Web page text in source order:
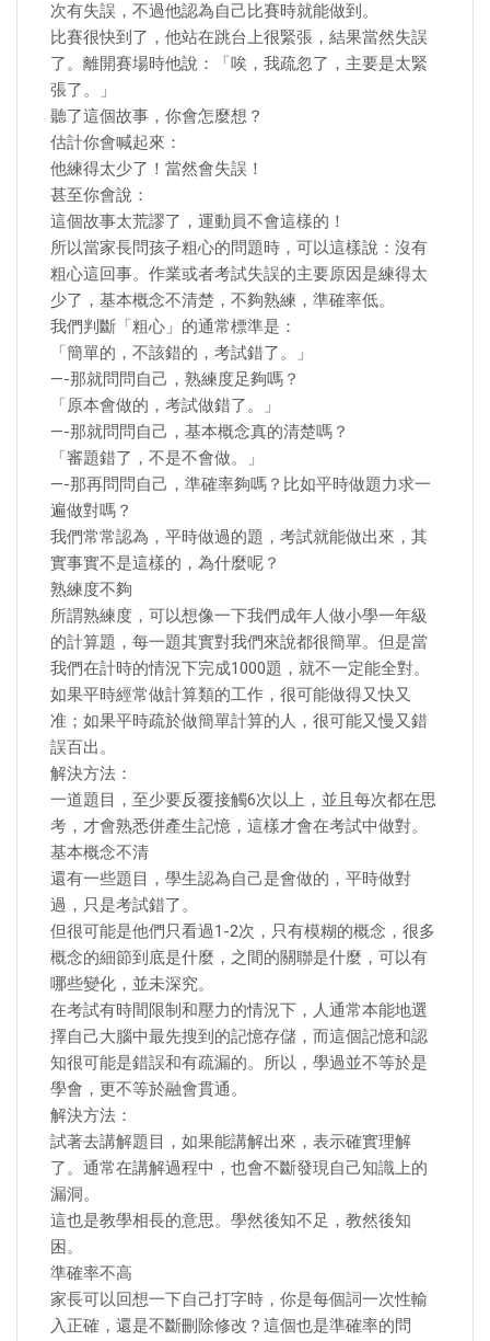
次有失誤，不過他認為自己比賽時就能做到。
比賽很快到了，他站在跳台上很緊張，結果當然失誤
了。離開賽場時他說：「唉，我疏忽了，主要是太緊
張了。」
聽了這個故事，你會怎麼想？
估計你會喊起來：
他練得太少了！當然會失誤！
甚至你會說：
這個故事太荒謬了，運動員不會這樣的！
所以當家長問孩子粗心的問題時，可以這樣說：沒有
粗心這回事。作業或者考試失誤的主要原因是練得太
少了，基本概念不清楚，不夠熟練，準確率低。
我們判斷「粗心」的通常標準是：
「簡單的，不該錯的，考試錯了。」
—-那就問問自己，熟練度足夠嗎？
「原本會做的，考試做錯了。」
—-那就問問自己，基本概念真的清楚嗎？
「審題錯了，不是不會做。」
—-那再問問自己，準確率夠嗎？比如平時做題力求一
遍做對嗎？
我們常常認為，平時做過的題，考試就能做出來，其
實事實不是這樣的，為什麼呢？
熟練度不夠
所謂熟練度，可以想像一下我們成年人做小學一年級
的計算題，每一題其實對我們來說都很簡單。但是當
我們在計時的情況下完成1000題，就不一定能全對。
如果平時經常做計算類的工作，很可能做得又快又
准；如果平時疏於做簡單計算的人，很可能又慢又錯
誤百出。
解決方法：
一道題目，至少要反覆接觸6次以上，並且每次都在思
考，才會熟悉併產生記憶，這樣才會在考試中做對。
基本概念不清
還有一些題目，學生認為自己是會做的，平時做對
過，只是考試錯了。
但很可能是他們只看過1-2次，只有模糊的概念，很多
概念的細節到底是什麼，之間的關聯是什麼，可以有
哪些變化，並未深究。
在考試有時間限制和壓力的情況下，人通常本能地選
擇自己大腦中最先搜到的記憶存儲，而這個記憶和認
知很可能是錯誤和有疏漏的。所以，學過並不等於是
學會，更不等於融會貫通。
解決方法：
試著去講解題目，如果能講解出來，表示確實理解
了。通常在講解過程中，也會不斷發現自己知識上的
漏洞。
這也是教學相長的意思。學然後知不足，教然後知
困。
準確率不高
家長可以回想一下自己打字時，你是每個詞一次性輸
入正確，還是不斷刪除修改？這個也是準確率的問